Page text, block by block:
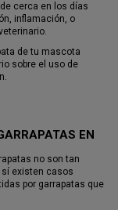
cerca en los días
inflamación, o
de tu mascota
sobre el uso de
EN
no son tan
existen casos
por garrapatas que